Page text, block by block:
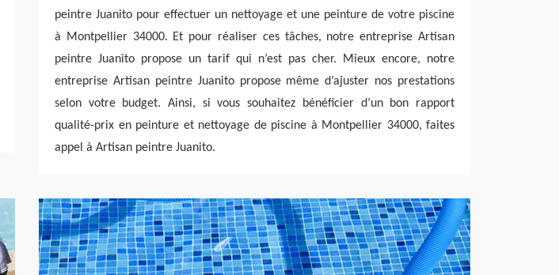
peintre Juanito pour effectuer un nettoyage et une peinture de votre piscine
à Montpellier 34000. Et pour réaliser ces tâches, notre entreprise Artisan
peintre Juanito propose un tarif qui n’est pas cher. Mieux encore, notre
entreprise Artisan peintre Juanito propose même d’ajuster nos prestations
selon votre budget. Ainsi, si vous souhaitez bénéficier d’un bon rapport
qualité-prix en peinture et nettoyage de piscine à Montpellier 34000, faites
appel à Artisan peintre Juanito.